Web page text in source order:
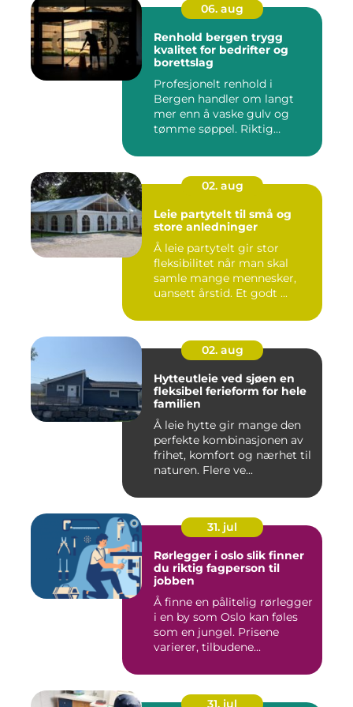
06. aug
Renhold bergen trygg
kvalitet for bedrifter og
borettslag
Profesjonelt renhold i
Bergen handler om langt
mer enn å vaske gulv og
tømme søppel. Riktig
02. aug
Leie partytelt til små og
store anledninger
Å leie partytelt gir stor
fleksibilitet når man skal
samle mange mennesker,
uansett årstid. Et godt ...
02. aug
Hytteutleie ved sjøen en
fleksibel ferieform for hele
familien
Å leie hytte gir mange den
perfekte kombinasjonen av
frihet, komfort og nærhet til
naturen. Flere ve...
31. jul
Rørlegger i oslo slik finner
du riktig fagperson til
jobben
Å finne en pålitelig rørlegger
i en by som Oslo kan føles
som en jungel. Prisene
varierer, tilbudene...
31. jul